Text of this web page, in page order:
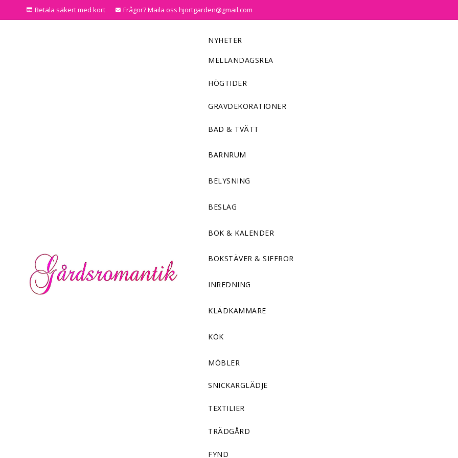
Betala säkert med kort Frågor? Maila oss hjortgarden@gmail.com
NYHETER
MELLANDAGSREA
HÖGTIDER
GRAVDEKORATIONER
BAD & TVÄTT
BARNRUM
BELYSNING
BESLAG
BOK & KALENDER
BOKSTÄVER & SIFFROR
INREDNING
KLÄDKAMMARE
KÖK
MÖBLER
SNICKARGLÄDJE
TEXTILIER
TRÄDGÅRD
FYND